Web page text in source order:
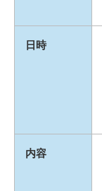
日時
内容